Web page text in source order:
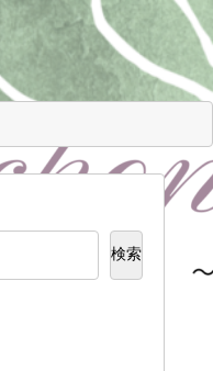
検索